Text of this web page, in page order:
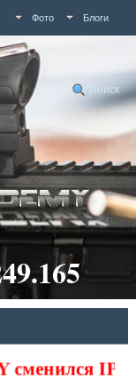
Фото Блоги
Поиск
сменился IP